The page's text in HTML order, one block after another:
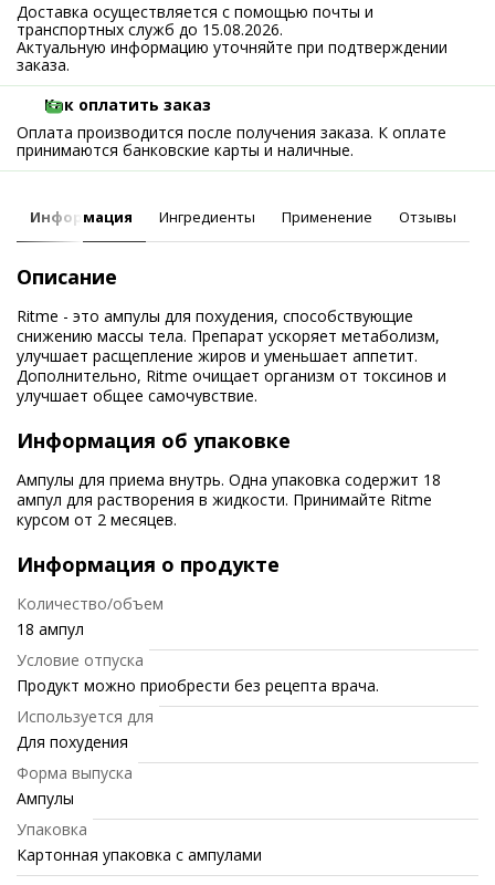
Доставка осуществляется с помощью почты и
транспортных служб до 15.08.2026.
Актуальную информацию уточняйте при подтверждении
заказа.
Как оплатить заказ
Оплата производится после получения заказа. К оплате
принимаются банковские карты и наличные.
Информация Ингредиенты Применение Отзывы
Описание
Ritme - это ампулы для похудения, способствующие
снижению массы тела. Препарат ускоряет метаболизм,
улучшает расщепление жиров и уменьшает аппетит.
Дополнительно, Ritme очищает организм от токсинов и
улучшает общее самочувствие.
Информация об упаковке
Ампулы для приема внутрь. Одна упаковка содержит 18
ампул для растворения в жидкости. Принимайте Ritme
курсом от 2 месяцев.
Информация о продукте
Количество/объем
18 ампул
Условие отпуска
Продукт можно приобрести без рецепта врача.
Используется для
Для похудения
Форма выпуска
Ампулы
Упаковка
Картонная упаковка с ампулами